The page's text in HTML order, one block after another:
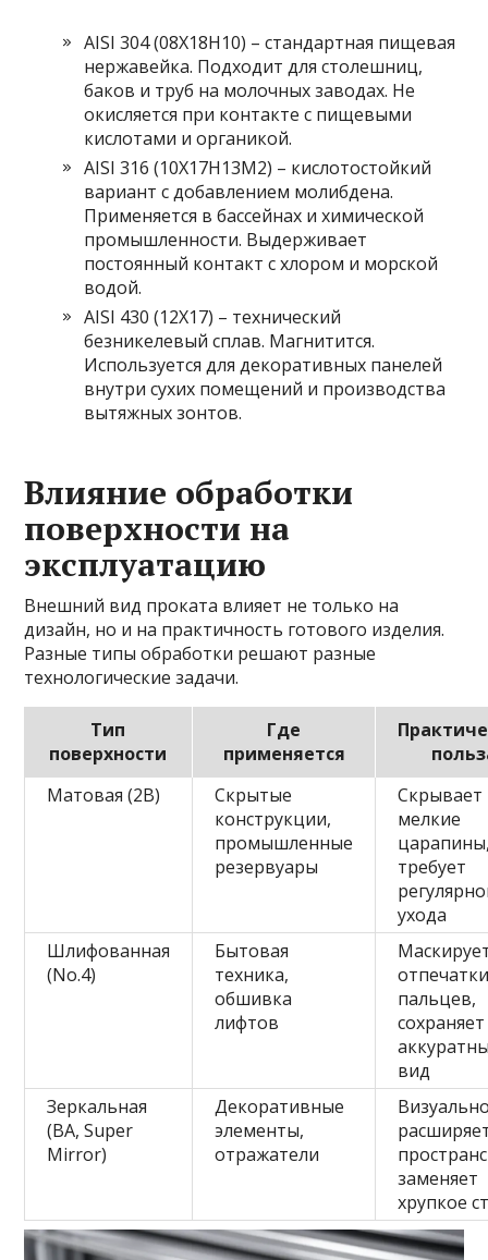
AISI 304 (08Х18Н10) – стандартная пищевая
нержавейка. Подходит для столешниц,
баков и труб на молочных заводах. Не
окисляется при контакте с пищевыми
кислотами и органикой.
AISI 316 (10Х17Н13М2) – кислотостойкий
вариант с добавлением молибдена.
Применяется в бассейнах и химической
промышленности. Выдерживает
постоянный контакт с хлором и морской
водой.
AISI 430 (12Х17) – технический
безникелевый сплав. Магнитится.
Используется для декоративных панелей
внутри сухих помещений и производства
вытяжных зонтов.
Влияние обработки
поверхности на
эксплуатацию
Внешний вид проката влияет не только на
дизайн, но и на практичность готового изделия.
Разные типы обработки решают разные
технологические задачи.
Тип
поверхности
Где
применяется
Матовая (2B)
Скрытые
конструкции,
промышленные
резервуары
Скрывает
мелкие
требует
ухода
Шлифованная
(No.4)
Бытовая
техника,
обшивка
лифтов
пальцев,
сохраняет
вид
Зеркальная
(BA, Super
Mirror)
Декоративные
элементы,
отражатели
заменяет
хрупкое